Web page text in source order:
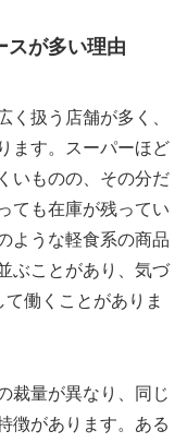
スが多い理由
く扱う店舗が多く、
ます。スーパーほど
いものの、その分だ
ても在庫が残ってい
ような軽食系の商品
ぶことがあり、気づ
て働くことがありま
裁量が異なり、同じ
徴があります。ある